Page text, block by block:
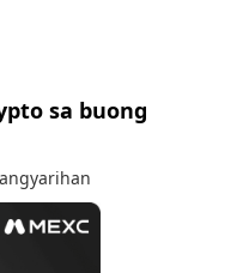
sa buong